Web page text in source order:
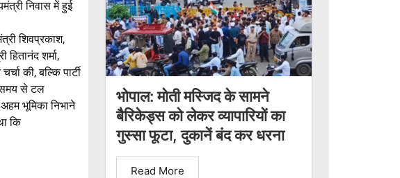
निवास में हुई
शिवप्रकाश,
शर्मा,
की, बल्कि पार्टी
समय से टल
भूमिका निभाने
कि
भोपाल: मोती मस्जिद के सामने
बैरिकेड्स को लेकर व्यापारियों का
गुस्सा फूटा, दुकानें बंद कर धरना
Read More